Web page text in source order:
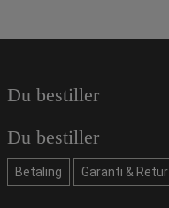
Du bestiller
Du bestiller
Betaling Garanti & Retur